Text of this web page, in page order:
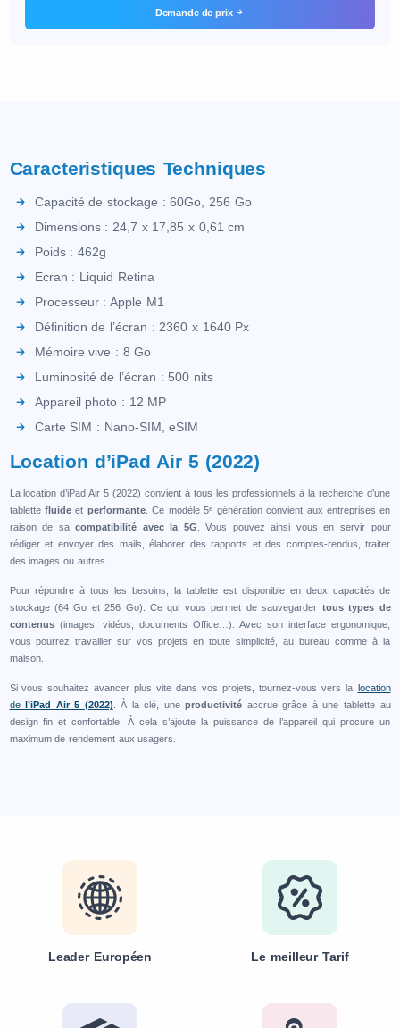
Demande de prix
Caracteristiques Techniques
Capacité de stockage : 60Go, 256 Go
Dimensions : 24,7 x 17,85 x 0,61 cm
Poids : 462g
Ecran : Liquid Retina
Processeur : Apple M1
Définition de l’écran : 2360 x 1640 Px
Mémoire vive : 8 Go
Luminosité de l’écran : 500 nits
Appareil photo : 12 MP
Carte SIM : Nano-SIM, eSIM
Location d’iPad Air 5 (2022)
La location d’iPad Air 5 (2022) convient à tous les professionnels à la recherche d’une
tablette fluideet performante. Ce modèle 5ᵉ génération convient aux entreprises en
raison de sacompatibilité avec la 5G . Vous pouvez ainsi vous en servir pour
rédiger et envoyer des mails, élaborer des rapports et des comptes-rendus, traiter
des images ou autres.
Pour répondre à tous les besoins, la tablette est disponible en deux capacités de
stockage (64 Go et 256 Go). Ce qui vous permet de sauvegarder tous types de
contenus(images, vidéos, documents Office…). Avec son interface ergonomique,
vous pourrez travailler sur vos projets en toute simplicité, au bureau comme à la
maison.
Si vous souhaitez avancer plus vite dans vos projets, tournez-vous vers la location
del’iPad Air 5 (2022) . À la clé, uneproductivité accrue grâce à une tablette au
design fin et confortable. À cela s’ajoute la puissance de l’appareil qui procure un
maximum de rendement aux usagers.
Leader Européen Le meilleur Tarif